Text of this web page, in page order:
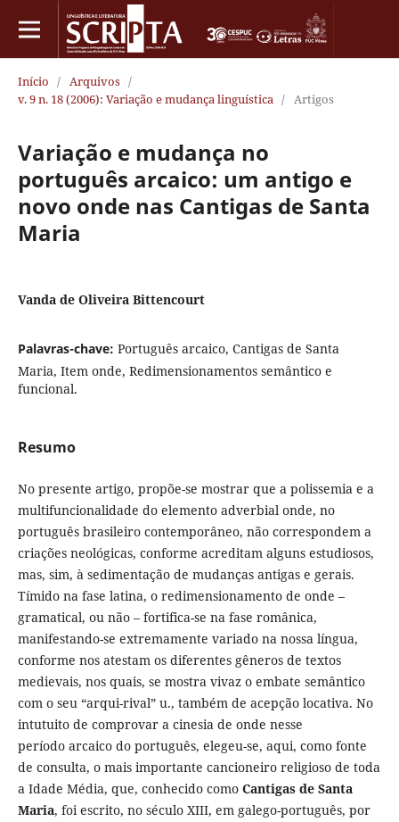
Início / Arquivos /
v. 9 n. 18 (2006): Variação e mudança linguística / Artigos
Variação e mudança no
português arcaico: um antigo e
novo onde nas Cantigas de Santa
Maria
Vanda de Oliveira Bittencourt
Palavras-chave: Português arcaico, Cantigas de Santa
Maria, Item onde, Redimensionamentos semântico e
funcional.
Resumo
No presente artigo, propõe-se mostrar que a polissemia e a
multifuncionalidade do elemento adverbial onde, no
português brasileiro contemporâneo, não correspondem a
criações neológicas, conforme acreditam alguns estudiosos,
mas, sim, à sedimentação de mudanças antigas e gerais.
Tímido na fase latina, o redimensionamento de onde –
gramatical, ou não – fortifica-se na fase românica,
manifestando-se extremamente variado na nossa língua,
conforme nos atestam os diferentes gêneros de textos
medievais, nos quais, se mostra vivaz o embate semântico
com o seu “arqui-rival” u., também de acepção locativa. No
intutuito de comprovar a cinesia de onde nesse
período arcaico do português, elegeu-se, aqui, como fonte
de consulta, o mais importante cancioneiro religioso de toda
a Idade Média, que, conhecido como Cantigas de Santa
Maria, foi escrito, no século XIII, em galego-português, por